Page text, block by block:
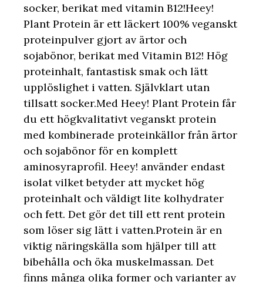
socker, berikat med vitamin B12!Heey!
Plant Protein är ett läckert 100% veganskt
proteinpulver gjort av ärtor och
sojabönor, berikat med Vitamin B12! Hög
proteinhalt, fantastisk smak och lätt
upplöslighet i vatten. Självklart utan
tillsatt socker.Med Heey! Plant Protein får
du ett högkvalitativt veganskt protein
med kombinerade proteinkällor från ärtor
och sojabönor för en komplett
aminosyraprofil. Heey! använder endast
isolat vilket betyder att mycket hög
proteinhalt och väldigt lite kolhydrater
och fett. Det gör det till ett rent protein
som löser sig lätt i vatten.Protein är en
viktig näringskälla som hjälper till att
bibehålla och öka muskelmassan. Det
finns många olika former och varianter av